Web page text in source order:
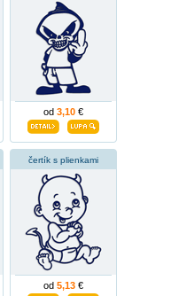
od 3,10 €
čertík s plienkami
od 5,13 €